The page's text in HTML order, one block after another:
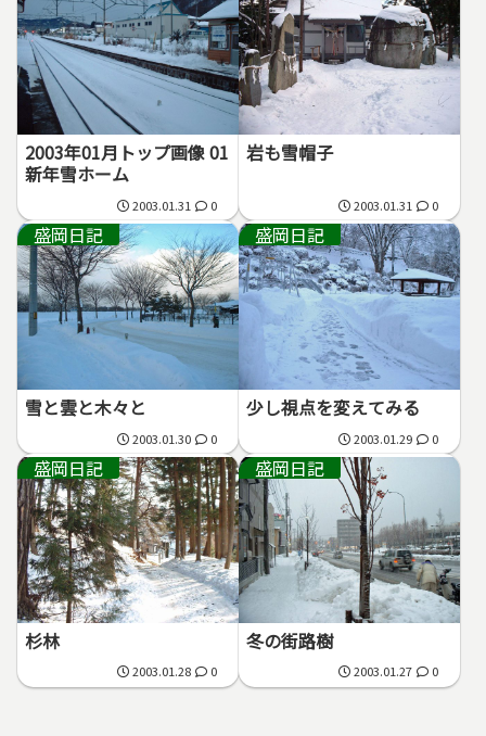
2003年01月トップ画像 01
新年雪ホーム
2003.01.31 0
岩も雪帽子
2003.01.31 0
盛岡日記
雪と雲と木々と
2003.01.30 0
盛岡日記
少し視点を変えてみる
2003.01.29 0
盛岡日記
杉林
2003.01.28 0
盛岡日記
冬の街路樹
2003.01.27 0